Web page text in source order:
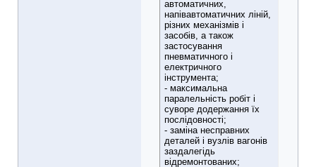
автоматичних,
напівавтоматичних ліній,
різних механізмів і
засобів, а також
застосування
пневматичного і
електричного
інструмента;
- максимальна
паралельність робіт і
суворе додержання їх
послідовності;
- заміна несправних
деталей і вузлів вагонів
заздалегідь
відремонтованих;